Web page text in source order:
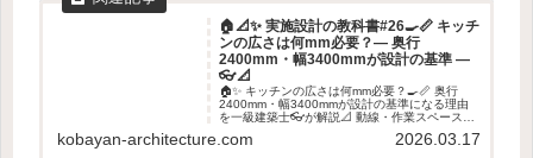
🏠📐✨ 実施設計の教科書#26🍳📏 キッチ
ンの広さは何mm必要？― 奥行
2400mm・幅3400mmが設計の基準 ―
👓📐
🏠✨ キッチンの広さは何mm必要？🍳📏 奥行
2400mm・幅3400mmが設計の基準になる理由
を一級建築士👓が解説📐 動線・作業スペース・
します✨
kobayan-architecture.com 2026.03.17